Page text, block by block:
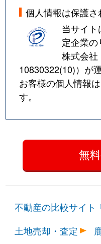
個人情報は保護
当サイ
定企業
株式会社
10830322(10)）が
お客様の個人情報
す。
不動産の比較サイト
土地売却・査定